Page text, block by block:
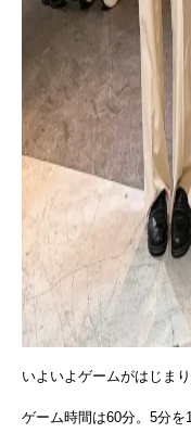
いよいよゲームがはじまり
ゲーム時間は60分。5分